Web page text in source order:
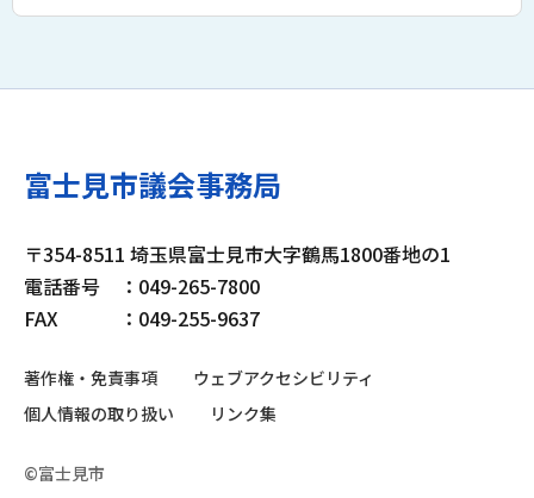
富士見市議会事務局
〒354-8511 埼玉県富士見市大字鶴馬1800番地の1
電話番号
：049-265-7800
FAX
：049-255-9637
著作権・免責事項
ウェブアクセシビリティ
個人情報の取り扱い
リンク集
©富士見市